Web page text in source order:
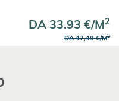
DA 33.93 €/M2
DA 47,49 €/M2